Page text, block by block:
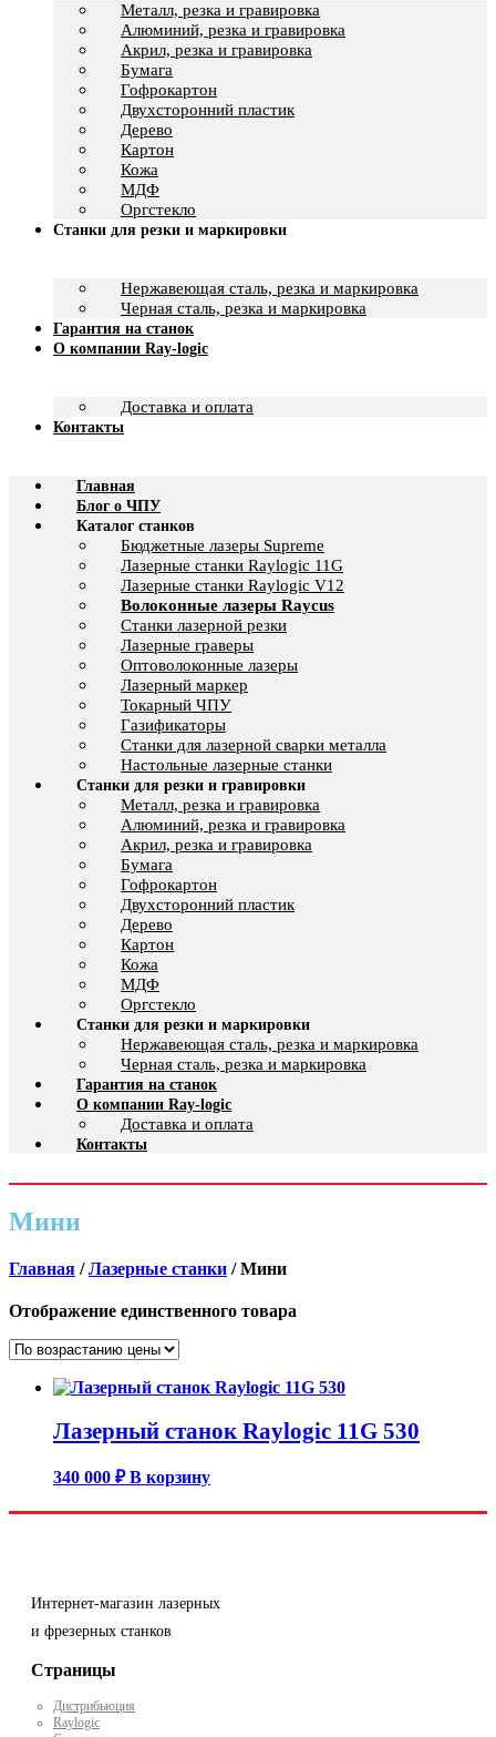
Металл, резка и гравировка
Алюминий, резка и гравировка
Акрил, резка и гравировка
Бумага
Гофрокартон
Двухсторонний пластик
Дерево
Картон
Кожа
МДФ
Оргстекло
Станки для резки и маркировки
Нержавеющая сталь, резка и маркировка
Черная сталь, резка и маркировка
Гарантия на станок
О компании Ray-logic
Доставка и оплата
Контакты
Главная
Блог о ЧПУ
Каталог станков
Бюджетные лазеры Supreme
Лазерные станки Raylogic 11G
Лазерные станки Raylogic V12
Волоконные лазеры Raycus
Станки лазерной резки
Лазерные граверы
Оптоволоконные лазеры
Лазерный маркер
Токарный ЧПУ
Газификаторы
Cтанки для лазерной сварки металла
Настольные лазерные станки
Станки для резки и гравировки
Металл, резка и гравировка
Алюминий, резка и гравировка
Акрил, резка и гравировка
Бумага
Гофрокартон
Двухсторонний пластик
Дерево
Картон
Кожа
МДФ
Оргстекло
Станки для резки и маркировки
Нержавеющая сталь, резка и маркировка
Черная сталь, резка и маркировка
Гарантия на станок
О компании Ray-logic
Доставка и оплата
Контакты
Мини
Главная /Лазерные станки / Мини
Отображение единственного товара
Лазерный станок Raylogic 11G 530
340 000 ₽ В корзину
Интернет-магазин лазерных
и фрезерных станков
Страницы
Дистрибьюция
Raylogic